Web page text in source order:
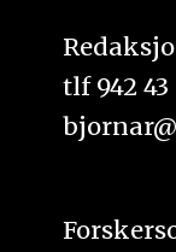
tlf 942 43